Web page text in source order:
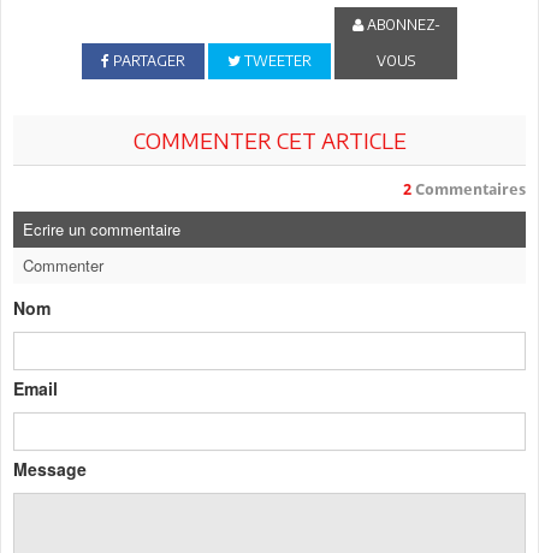
PARTAGER TWEETER
ABONNEZ-
VOUS
COMMENTER CET ARTICLE
2 Commentaires
Ecrire un commentaire
Commenter
Nom
Email
Message